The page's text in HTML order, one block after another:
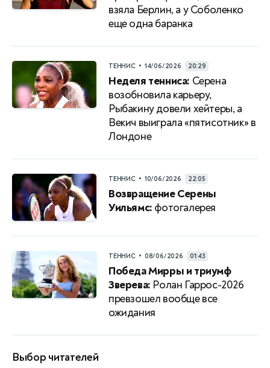
взяла Берлин, а у Соболенко
еще одна баранка
ТЕННИС • 14/06/2026 20:29
Неделя тенниса: Серена
возобновила карьеру,
Рыбакину довели хейтеры, а
Векич выиграла «пятисотник» в
Лондоне
ТЕННИС • 10/06/2026 22:05
Возвращение Серены
Уильямс: фотогалерея
ТЕННИС • 08/06/2026 01:43
Победа Мирры и триумф
Зверева: Ролан Гаррос-2026
превзошел вообще все
ожидания
Выбор читателей